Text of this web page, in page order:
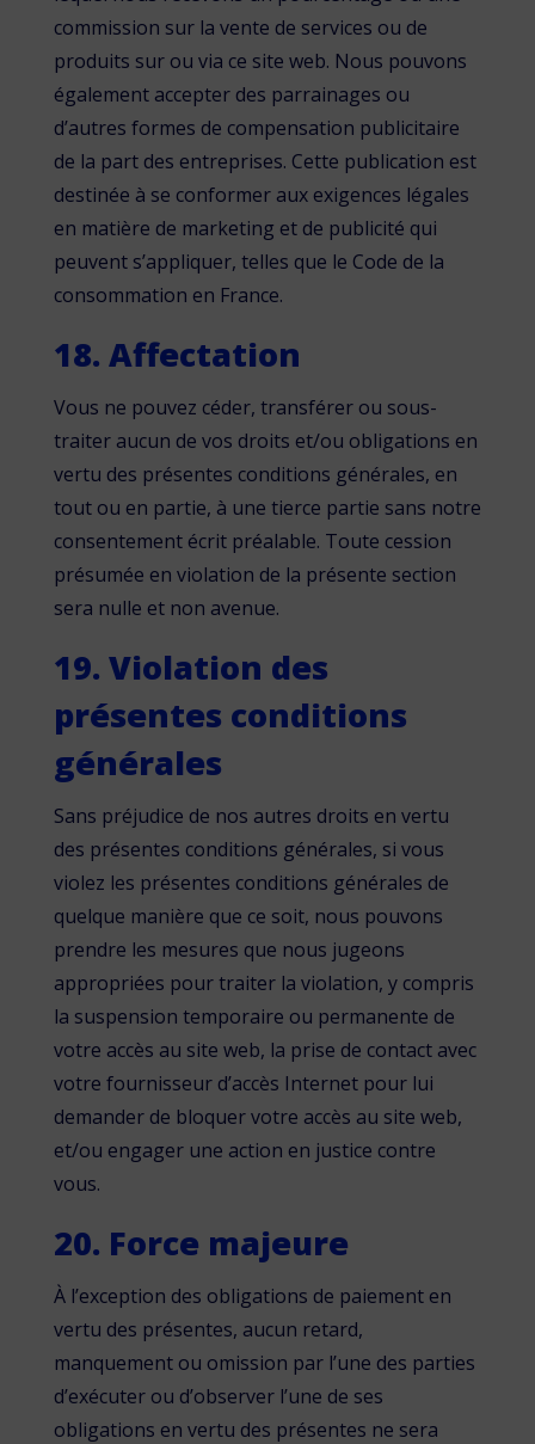
commission sur la vente de services ou de
produits sur ou via ce site web. Nous pouvons
également accepter des parrainages ou
d’autres formes de compensation publicitaire
de la part des entreprises. Cette publication est
destinée à se conformer aux exigences légales
en matière de marketing et de publicité qui
peuvent s’appliquer, telles que le Code de la
consommation en France.
18. Affectation
Vous ne pouvez céder, transférer ou sous-
traiter aucun de vos droits et/ou obligations en
vertu des présentes conditions générales, en
tout ou en partie, à une tierce partie sans notre
consentement écrit préalable. Toute cession
présumée en violation de la présente section
sera nulle et non avenue.
19. Violation des
présentes conditions
générales
Sans préjudice de nos autres droits en vertu
des présentes conditions générales, si vous
violez les présentes conditions générales de
quelque manière que ce soit, nous pouvons
prendre les mesures que nous jugeons
appropriées pour traiter la violation, y compris
la suspension temporaire ou permanente de
votre accès au site web, la prise de contact avec
votre fournisseur d’accès Internet pour lui
demander de bloquer votre accès au site web,
et/ou engager une action en justice contre
vous.
20. Force majeure
À l’exception des obligations de paiement en
vertu des présentes, aucun retard,
manquement ou omission par l’une des parties
d’exécuter ou d’observer l’une de ses
obligations en vertu des présentes ne sera